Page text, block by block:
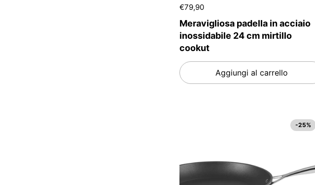
€79,90
Meravigliosa padella in acciaio
inossidabile 24 cm mirtillo
cookut
Aggiungi al carrello
-25%